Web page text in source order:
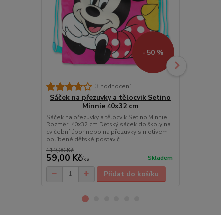
- 50 %
3 hodnocení
Sáček na přezuvky a tělocvik Setino
Minnie 40x32 cm
Sáček na přezuvky a tělocvik Setino Minnie
Rozměr: 40x32 cm Dětský sáček do školy na
cvičební úbor nebo na přezuvky s motivem
oblíbené dětské postavič...
119,00 Kč
59,00 Kč/ks Skladem
Přidat do košíku